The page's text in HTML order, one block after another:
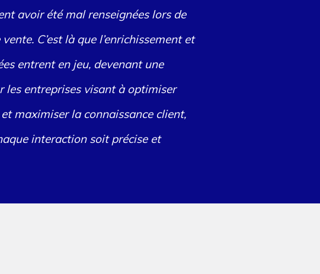
avoir été mal renseignées lors de
C’est là que l’enrichissement et
entrent en jeu, devenant une
les entreprises visant à optimiser
maximiser la connaissance client,
interaction soit précise et